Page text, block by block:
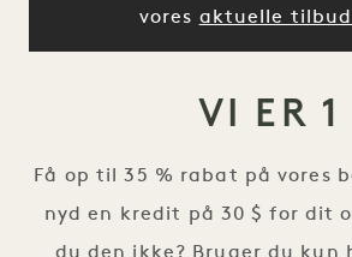
vores aktuelle tilbud
VI ER 1
Få op til 35 % rabat på vores
nyd en kredit på 30 $ for dit